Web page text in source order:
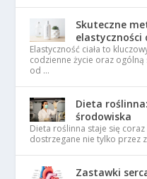
Skuteczne
elastyczności
Elastyczność ciała to
codzienne życie oraz
od …
Dieta
środowiska
Dieta roślinna staje się
dostrzegane nie tylko przez
Zastawki